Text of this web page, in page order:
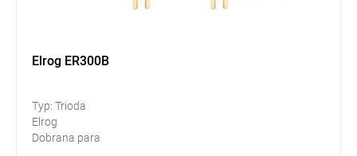
Elrog ER300B
Typ: Trioda
Elrog
Dobrana para